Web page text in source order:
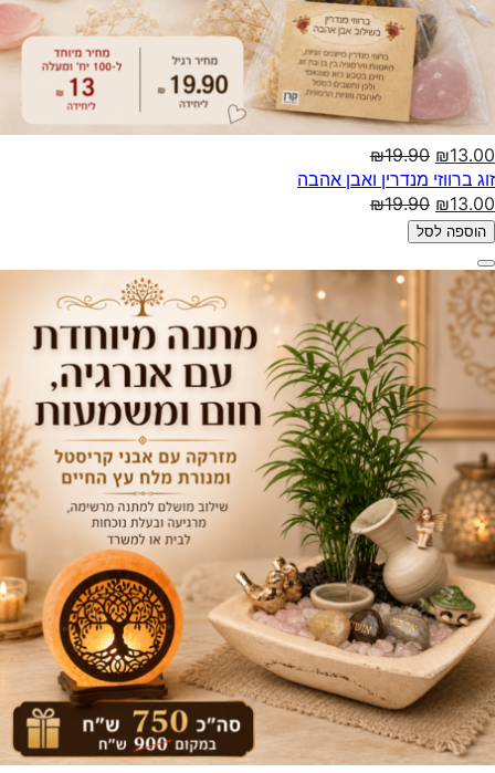
₪13.00
₪19.90
זוג ברווזי מנדרין ואבן אהבה
₪13.00
₪19.90
הוספה לסל